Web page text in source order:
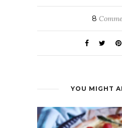
8
YOU MIGHT